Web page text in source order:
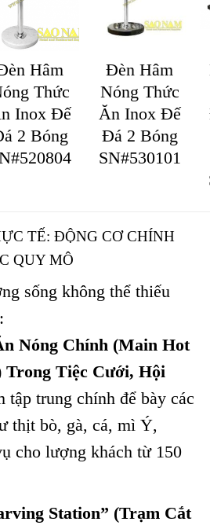
Hâm
Thức
Inox Đế
2 Bóng
Đèn Hâm
Nóng Thức
Ăn Inox Đế
Đá 2 Bóng
SN#530101
TẾ: ĐỘNG CƠ CHÍNH
QUY MÔ
sống không thể thiếu
Nóng Chính (Main Hot
Trong Tiệc Cưới, Hội
tập trung chính để bày các
thịt bò, gà, cá, mì Ý,
cho lượng khách từ 150
Station” (Trạm Cắt